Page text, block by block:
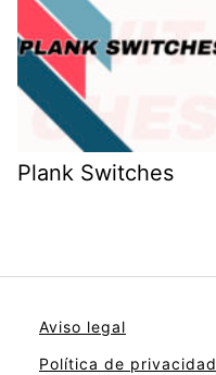
Plank Switches
Aviso legal
Política de privacidad